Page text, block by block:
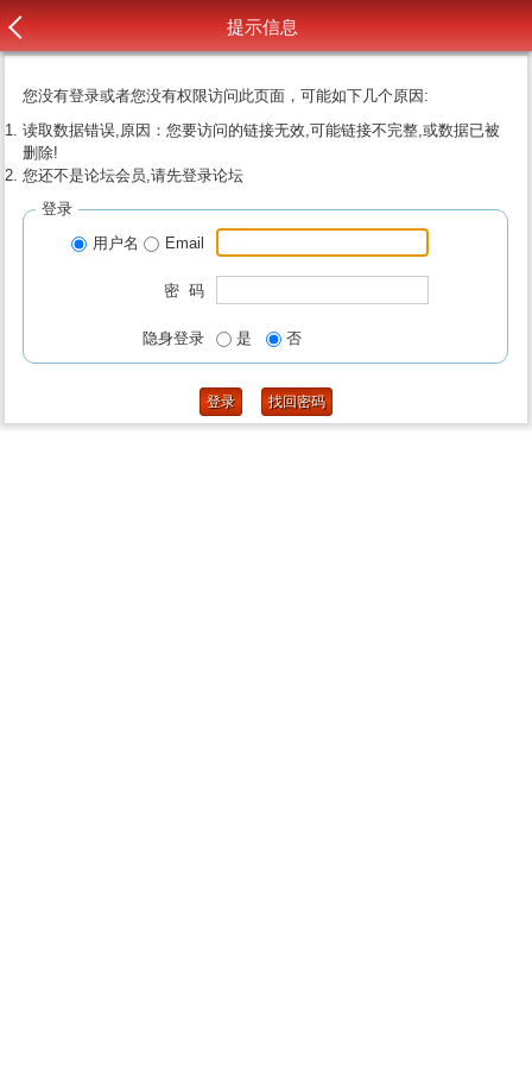
提示信息
您没有登录或者您没有权限访问此页面，可能如下几个原因:
读取数据错误,原因：您要访问的链接无效,可能链接不完整,或数据已被
删除!
您还不是论坛会员,请先登录论坛
登录
用户名
Email
密 码
隐身登录 是 否